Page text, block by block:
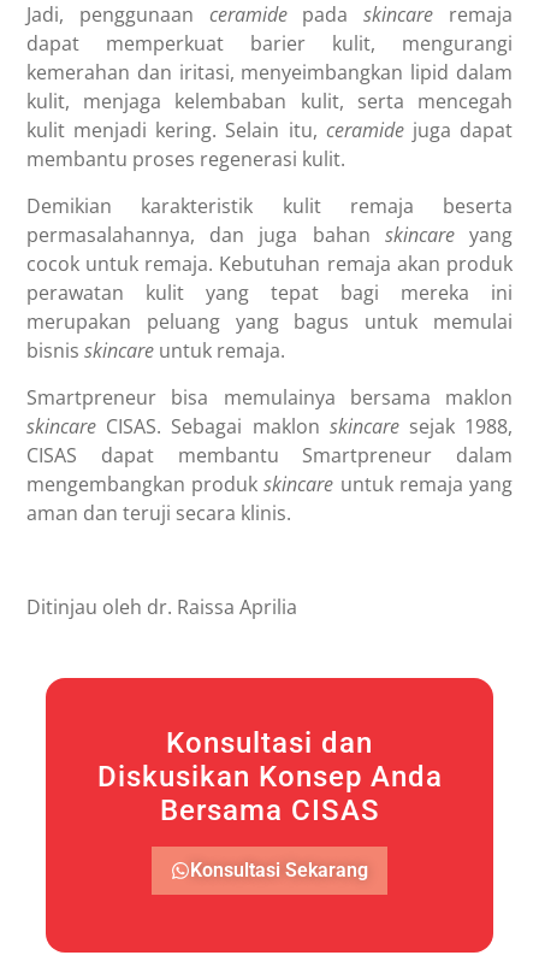
Jadi, penggunaan ceramide pada skincare remaja
dapat memperkuat barier kulit, mengurangi
kemerahan dan iritasi, menyeimbangkan lipid dalam
kulit, menjaga kelembaban kulit, serta mencegah
kulit menjadi kering. Selain itu, ceramide juga dapat
membantu proses regenerasi kulit.
Demikian karakteristik kulit remaja beserta
permasalahannya, dan juga bahan skincare yang
cocok untuk remaja. Kebutuhan remaja akan produk
perawatan kulit yang tepat bagi mereka ini
merupakan peluang yang bagus untuk memulai
bisnisskincare untuk remaja.
Smartpreneur bisa memulainya bersama maklon
skincare CISAS. Sebagai maklon skincare sejak 1988,
CISAS dapat membantu Smartpreneur dalam
mengembangkan produkskincare untuk remaja yang
aman dan teruji secara klinis.
Ditinjau oleh dr. Raissa Aprilia
Konsultasi dan
Diskusikan Konsep Anda
Bersama CISAS
Konsultasi Sekarang